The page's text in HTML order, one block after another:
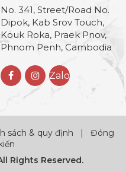
No. 341, Street/Road No.
Dipok, Kab Srov Touch,
Kouk Roka, Praek Pnov,
Phnom Penh, Cambodia
Zalo
sách & quy định | Đóng
Rights Reserved.